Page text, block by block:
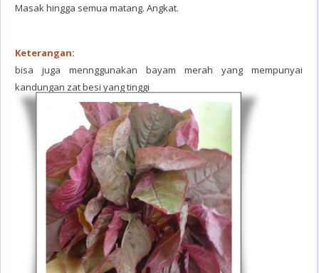
Masak hingga semua matang. Angkat.
Keterangan:
bisa juga mennggunakan bayam merah yang mempunyai
kandungan zat besi yang tinggi